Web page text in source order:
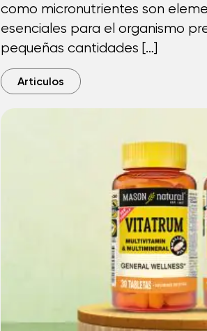
como micronutrientes son
esenciales para el organismo
pequeñas cantidades […]
Articulos